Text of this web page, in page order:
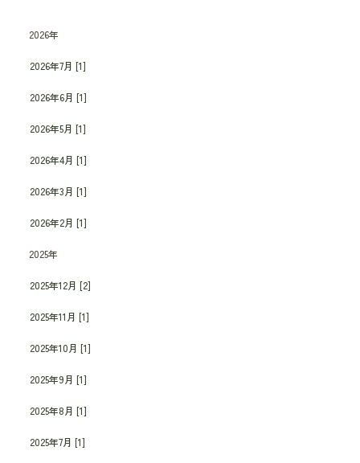
2026年
2026年7月 [1]
2026年6月 [1]
2026年5月 [1]
2026年4月 [1]
2026年3月 [1]
2026年2月 [1]
2025年
2025年12月 [2]
2025年11月 [1]
2025年10月 [1]
2025年9月 [1]
2025年8月 [1]
2025年7月 [1]